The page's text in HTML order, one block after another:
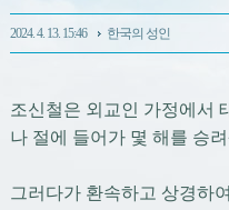
2024. 4. 13. 15:46 한국의 성인
조신철은 외교인 가정에서
나 절에 들어가 몇 해를 승
그러다가 환속하고 상경하